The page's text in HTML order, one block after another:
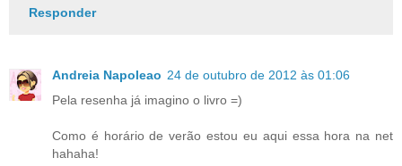
Responder
Andreia Napoleao 24 de outubro de 2012 às 01:06
Pela resenha já imagino o livro =)
Como é horário de verão estou eu aqui essa hora na net
hahaha!